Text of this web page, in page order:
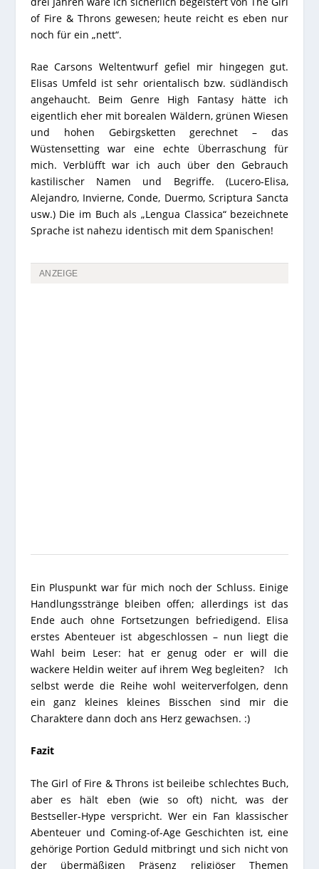
of Fire & Throns gewesen; heute reicht es eben nur
noch für ein „nett“.
Rae Carsons Weltentwurf gefiel mir hingegen gut.
Elisas Umfeld ist sehr orientalisch bzw. südländisch
angehaucht. Beim Genre High Fantasy hätte ich
eigentlich eher mit borealen Wäldern, grünen Wiesen
und hohen Gebirgsketten gerechnet – das
Wüstensetting war eine echte Überraschung für
mich. Verblüfft war ich auch über den Gebrauch
kastilischer Namen und Begriffe. (Lucero-Elisa,
Alejandro, Invierne, Conde, Duermo, Scriptura Sancta
usw.) Die im Buch als „Lengua Classica“ bezeichnete
Sprache ist nahezu identisch mit dem Spanischen!
ANZEIGE
Ein Pluspunkt war für mich noch der Schluss. Einige
Handlungsstränge bleiben offen; allerdings ist das
Ende auch ohne Fortsetzungen befriedigend. Elisa
erstes Abenteuer ist abgeschlossen – nun liegt die
Wahl beim Leser: hat er genug oder er will die
wackere Heldin weiter auf ihrem Weg begleiten? Ich
selbst werde die Reihe wohl weiterverfolgen, denn
ein ganz kleines kleines Bisschen sind mir die
Charaktere dann doch ans Herz gewachsen. :)
Fazit
The Girl of Fire & Throns ist beileibe schlechtes Buch,
aber es hält eben (wie so oft) nicht, was der
Bestseller-Hype verspricht. Wer ein Fan klassischer
Abenteuer und Coming-of-Age Geschichten ist, eine
gehörige Portion Geduld mitbringt und sich nicht von
der übermäßigen Präsenz religiöser Themen